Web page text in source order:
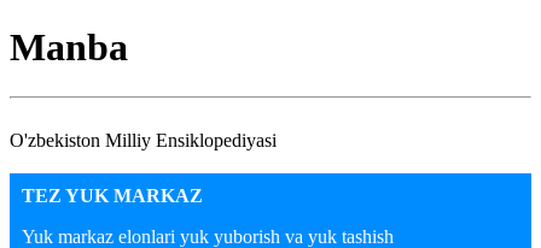
Manba
O'zbekiston Milliy Ensiklopediyasi
TEZ YUK MARKAZ
Yuk markaz elonlari yuk yuborish va yuk tashish